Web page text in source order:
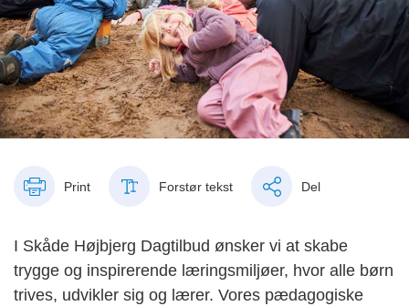
Print Forstør tekst Del
I Skåde Højbjerg Dagtilbud ønsker vi at skabe
trygge og inspirerende læringsmiljøer, hvor alle børn
trives, udvikler sig og lærer. Vores pædagogiske